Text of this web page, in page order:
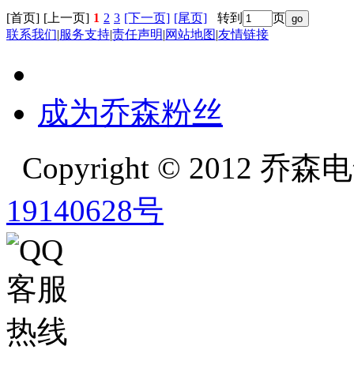
[首页] [上一页] 1 2 3 [下一页] [尾页] 转到
页
联系我们|服务支持|责任声明|网站地图|友情链接
成为乔森粉丝
Copyright © 2012 乔
19140628号